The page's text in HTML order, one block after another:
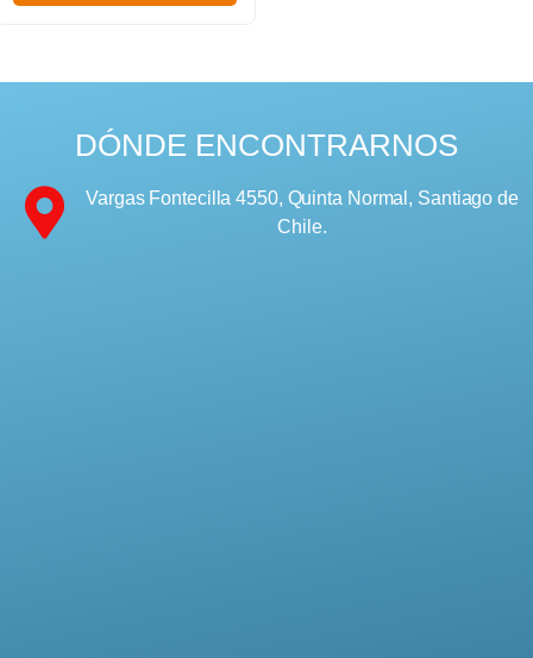
DÓNDE ENCONTRARNOS
Vargas Fontecilla 4550, Quinta Normal, Santiago de
Chile.